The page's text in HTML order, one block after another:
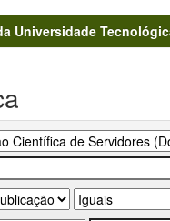
Universidade